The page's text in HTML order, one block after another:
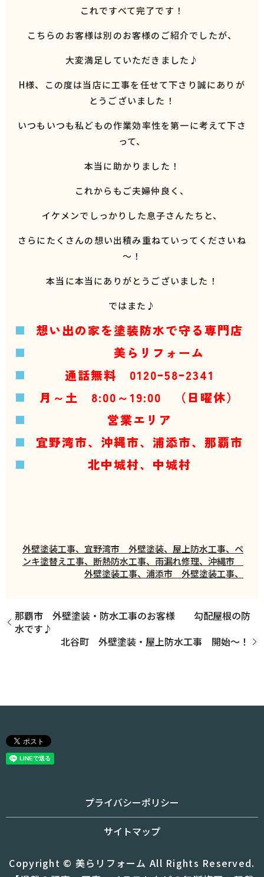
これですべて完了です！
こちらのお客様は別のお客様のご紹介でしたが、
大変満足していただきました♪
H様、この度は当店に工事を任せて下さり誠にありが
とうございました！
いつもいつも私どもの作業効率性を第一に考えて下さ
って、
本当に助かりました！
これからもご夫婦仲良く、
イケメンでしっかりした息子さんたちと、
さらにたくさんの想い出積み重ねていってくださいね
～！
本当に本当にありがとうございました！
ではまた♪
想い出の家を塗装防水で守る専門店
美らリフォーム
通話無料 0120ｰ58ｰ2341
月～土 8:00～19:00 （日曜休）
営業エリア
宜野湾市、沖縄市、浦添市、那覇市
北中城村、中城村
外壁塗装工事、宜野湾市 外壁塗装、屋上防水工事、ペ
ンキ塗替え工事、断熱防水工事、雨漏れ修理、沖縄市
外壁塗装工事、浦添市 外壁塗装工事、
那覇市 外壁塗装・防水工事のお客様 勾配屋根の防
水です♪
北谷町 外壁塗装・屋上防水工事 開始～！
プライバシーポリシー
サイトマップ
Copyright © 美らリフォーム All Rights Reserved.